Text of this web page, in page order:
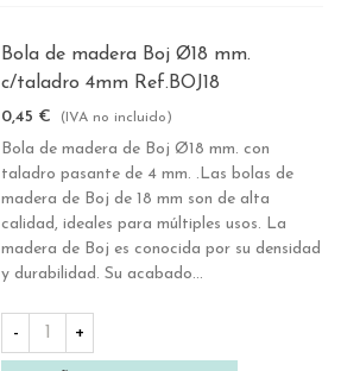
Bola de madera Boj Ø18 mm.
c/taladro 4mm Ref.BOJ18
0,45 € (IVA no incluido)
Bola de madera de Boj Ø18 mm. con
taladro pasante de 4 mm. .Las bolas de
madera de Boj de 18 mm son de alta
calidad, ideales para múltiples usos. La
madera de Boj es conocida por su densidad
y durabilidad. Su acabado...
- +